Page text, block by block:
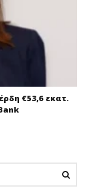
€53,6 εκατ.